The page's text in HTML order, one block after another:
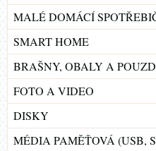
MALÉ DOMÁCÍ
SMART HOME
BRAŠNY, OBALY A
FOTO A VIDEO
DISKY
MÉDIA PAMĚŤOVÁ (USB,